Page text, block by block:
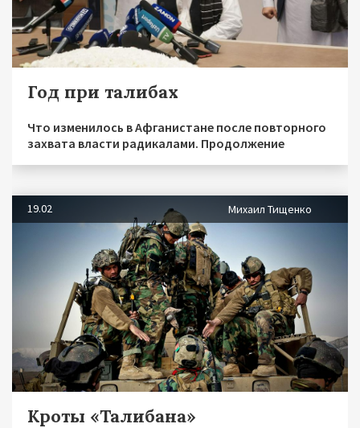
Год при талибах
Что изменилось в Афганистане после повторного
захвата власти радикалами. Продолжение
19.02 Михаил Тищенко
Кроты «Талибана»